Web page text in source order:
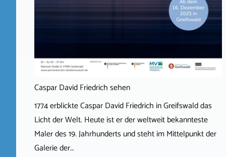
Caspar David Friedrich sehen
1774 erblickte Caspar David Friedrich in Greifswald das
Licht der Welt. Heute ist er der weltweit bekannteste
Maler des 19. Jahrhunderts und steht im Mittelpunkt der
Galerie der…